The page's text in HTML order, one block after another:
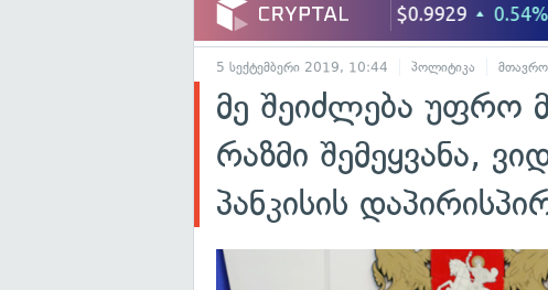
5 სექტემბერი 2019, 10:44 პოლიტიკა
მე შეიძლება უფრო
რაზმი შემეყვანა,
პანკისის